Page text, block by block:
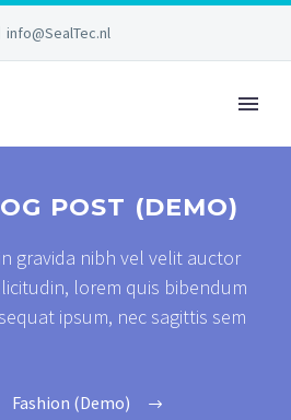
info@SealTec.nl
POST (DEMO)
gravida nibh vel velit auctor
lorem quis bibendum
ipsum, nec sagittis sem
Fashion (Demo)